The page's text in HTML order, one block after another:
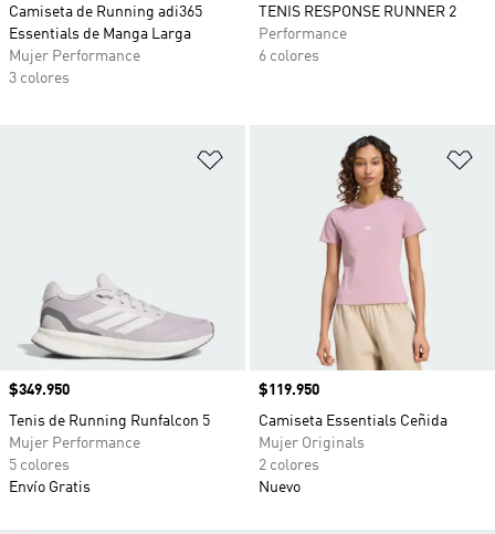
Camiseta de Running adi365
Essentials de Manga Larga
Mujer Performance
3 colores
TENIS RESPONSE RUNNER 2
Performance
6 colores
Añadir a la lista de deseos
Precio
$349.950
Tenis de Running Runfalcon 5
Mujer Performance
5 colores
Envío Gratis
Precio
$119.950
Camiseta Essentials Ceñida
Mujer Originals
2 colores
Nuevo